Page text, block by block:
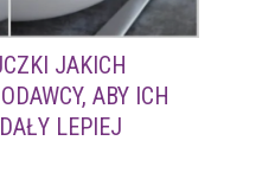
JAKICH
ABY ICH
LEPIEJ